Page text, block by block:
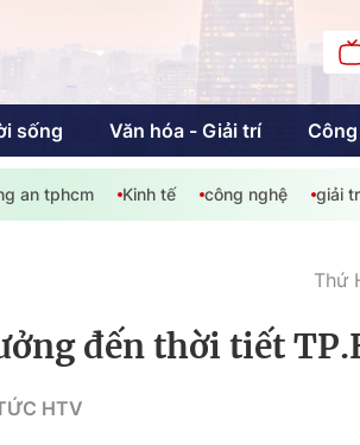
sống Văn hóa - Giải trí
Giáo dục Kinh tế
an tphcm Kinh tế công nghệ giải
Thứ
đến thời tiết
HTV